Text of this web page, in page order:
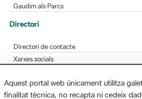
Directori de contacte
Xarxes socials
Bústia de suggeriments
Opineu sobre els parcs
Aquest portal web únicament utilitza
finalitat tècnica, no recapta ni cedeix